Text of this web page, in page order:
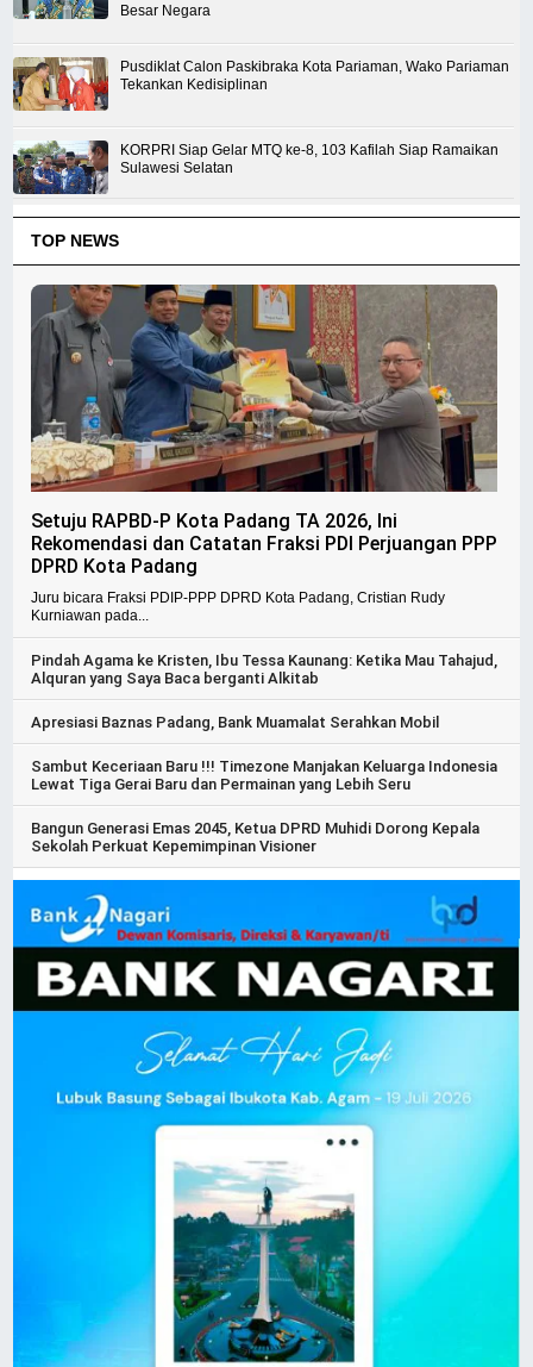
Besar Negara
Pusdiklat Calon Paskibraka Kota Pariaman, Wako Pariaman
Tekankan Kedisiplinan
KORPRI Siap Gelar MTQ ke-8, 103 Kafilah Siap Ramaikan
Sulawesi Selatan
TOP NEWS
Setuju RAPBD-P Kota Padang TA 2026, Ini
Rekomendasi dan Catatan Fraksi PDI Perjuangan PPP
DPRD Kota Padang
Juru bicara Fraksi PDIP-PPP DPRD Kota Padang, Cristian Rudy
Kurniawan pada...
Pindah Agama ke Kristen, Ibu Tessa Kaunang: Ketika Mau Tahajud,
Alquran yang Saya Baca berganti Alkitab
Apresiasi Baznas Padang, Bank Muamalat Serahkan Mobil
Sambut Keceriaan Baru !!! Timezone Manjakan Keluarga Indonesia
Lewat Tiga Gerai Baru dan Permainan yang Lebih Seru
Bangun Generasi Emas 2045, Ketua DPRD Muhidi Dorong Kepala
Sekolah Perkuat Kepemimpinan Visioner